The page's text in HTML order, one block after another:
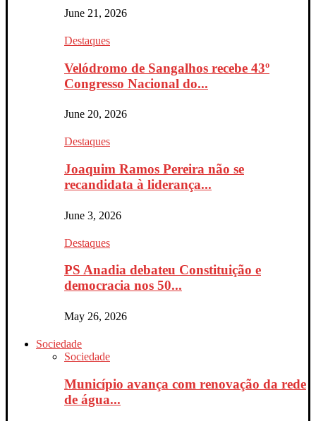
June 21, 2026
Destaques
Velódromo de Sangalhos recebe 43º
Congresso Nacional do...
June 20, 2026
Destaques
Joaquim Ramos Pereira não se
recandidata à liderança...
June 3, 2026
Destaques
PS Anadia debateu Constituição e
democracia nos 50...
May 26, 2026
Sociedade
Sociedade
Município avança com renovação da rede
de água...